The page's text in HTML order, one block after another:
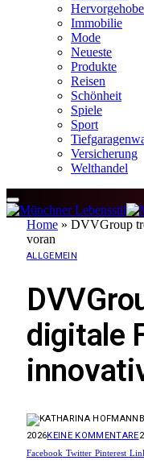
Immobilie
Mode
Neueste
Produkte
Reisen
Schönheit
Spiele
Sport
Versicherung
Welthandel
Home » DVVGroup
voran
ALLGEMEIN
digitale
2026KEINE KOMMENTARE
Facebook Twitter Pinterest